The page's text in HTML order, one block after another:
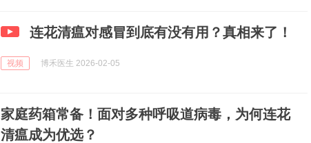
连花清瘟对感冒到底有没有用？真相来了！
视频 博禾医生 2026-02-05
家庭药箱常备！面对多种呼吸道病毒，为何连花
清瘟成为优选？